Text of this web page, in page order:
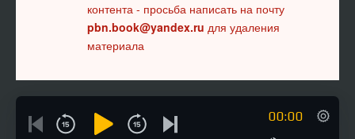
контента - просьба написать на почту
pbn.book@yandex.ru для удаления
материала
00:00